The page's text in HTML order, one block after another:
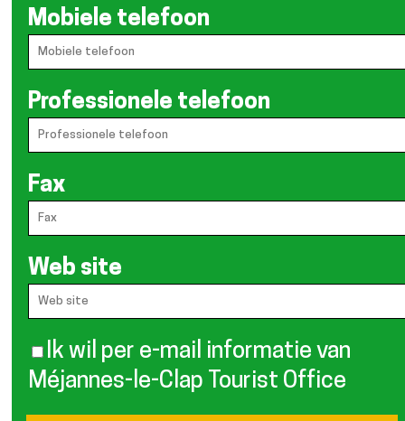
Mobiele telefoon
Professionele telefoon
Fax
Web site
Ik wil per e-mail informatie van
Méjannes-le-Clap Tourist Office